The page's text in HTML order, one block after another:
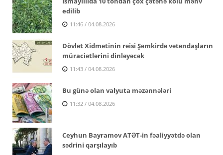
edilib
11:46 / 04.08.2026
Dövlət Xidmətinin rəisi Şəmkirdə vətəndaşların
müraciətlərini dinləyəcək
11:43 / 04.08.2026
Bu günə olan valyuta məzənnələri
11:32 / 04.08.2026
Ceyhun Bayramov ATƏT-in fəaliyyətdə olan
sədrini qarşılayıb